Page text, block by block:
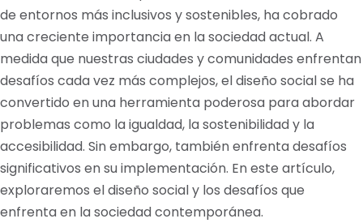
de entornos más inclusivos y sostenibles, ha cobrado
una creciente importancia en la sociedad actual. A
medida que nuestras ciudades y comunidades enfrentan
desafíos cada vez más complejos, el diseño social se ha
convertido en una herramienta poderosa para abordar
problemas como la igualdad, la sostenibilidad y la
accesibilidad. Sin embargo, también enfrenta desafíos
significativos en su implementación. En este artículo,
exploraremos el diseño social y los desafíos que
enfrenta en la sociedad contemporánea.